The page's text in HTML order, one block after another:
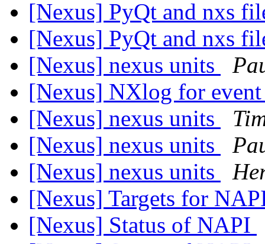
[Nexus] PyQt and nxs
[Nexus] PyQt and nxs
[Nexus] nexus units
[Nexus] NXlog for
[Nexus] nexus units
[Nexus] nexus units
[Nexus] nexus units
[Nexus] Targets for
[Nexus] Status of NAPI